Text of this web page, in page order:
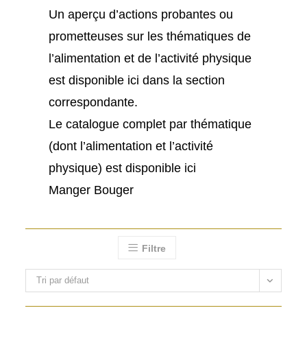
Un aperçu d’actions probantes ou
prometteuses sur les thématiques de
l’alimentation et de l’activité physique
est disponible ici dans la section
correspondante.
Le catalogue complet par thématique
(dont l’alimentation et l’activité
physique) est disponible ici
Manger Bouger
Filtre
Tri par défaut